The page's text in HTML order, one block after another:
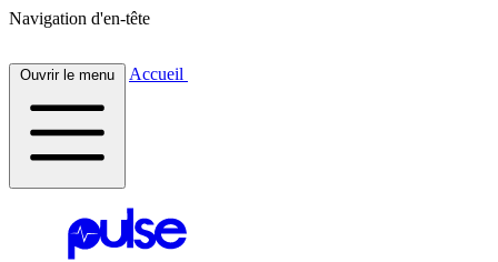
Navigation d'en-tête
Ouvrir le menu Accueil